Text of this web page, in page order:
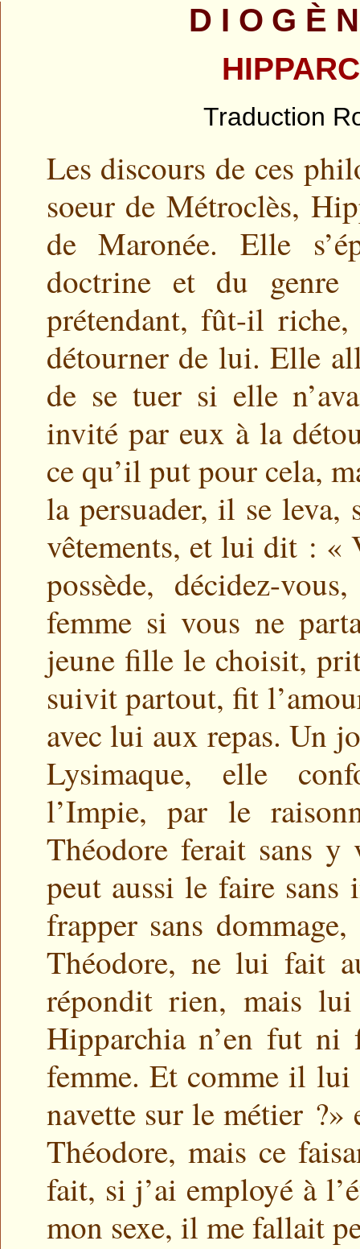
Traduction
Les discours de ces
soeur de Métroclès,
de Maronée. Elle
doctrine et du genre
prétendant, fût-il
détourner de lui. Elle
de se tuer si elle
invité par eux à la
ce qu’il put pour cela,
la persuader, il se leva,
vêtements, et lui dit : «
possède, décidez-
femme si vous ne
jeune fille le choisit,
suivit partout, fit
avec lui aux repas. Un
Lysimaque, elle
l’Impie, par le
Théodore ferait sans
peut aussi le faire sans
frapper sans
Théodore, ne lui fait
répondit rien, mais lui
Hipparchia n’en fut ni
femme. Et comme il
navette sur le métier
Théodore, mais ce
fait, si j’ai employé à
mon sexe, il me fallait